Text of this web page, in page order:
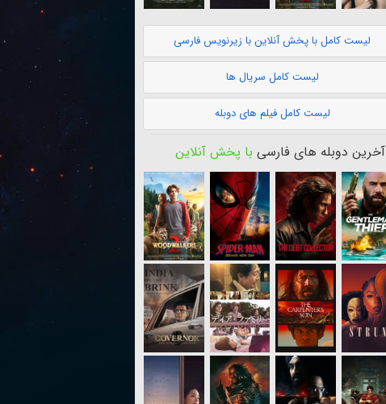
لیست کامل با پخش آنلاین با زیرنویس فارسی
لیست کامل سریال ها
لیست کامل فیلم های دوبله
آخرین دوبله های فارسی با پخش آنلاین